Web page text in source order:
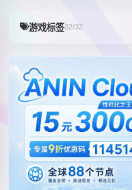
游戏标签32/32